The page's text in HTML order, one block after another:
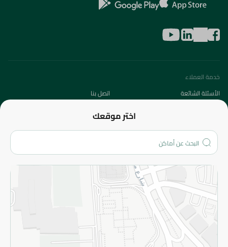
اختر موقعك
خدمة العملاء
الأسئلة الشائعة
اتصل بنا
من نحن؟
الفروع
المزيد
الاسترجاع
سياسة الاستخدام
سياسة الخصوصية
قم بالتسجيل للنشرة